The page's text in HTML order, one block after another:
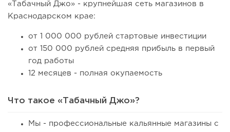
«Табачный Джо» - крупнейшая сеть магазинов в
Краснодарском крае:
от 1 000 000 рублей стартовые инвестиции
от 150 000 рублей средняя прибыль в первый
год работы
12 месяцев - полная окупаемость
Что такое «Табачный Джо»?
Мы - профессиональные кальянные магазины с